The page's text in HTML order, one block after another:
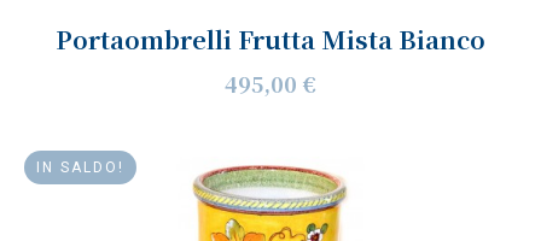
Portaombrelli Frutta Mista Bianco
495,00 €
IN SALDO!